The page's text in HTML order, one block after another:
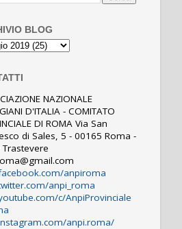
BLOG
NAZIONALE
D'ITALIA - COMITATO
DI ROMA Via San
di Sales, 5 - 00165 Roma -
Trastevere
anpiroma
anpi_roma
c/AnpiProvinciale
anpi.roma/